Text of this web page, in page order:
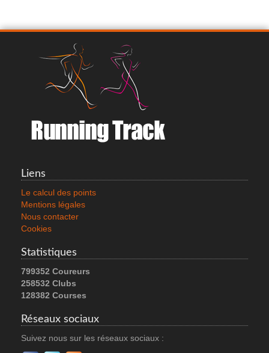
MERRELL ANTORA 4 WP
Liens
Le calcul des points
Mentions légales
Nous contacter
Cookies
Statistiques
799352 Coureurs
258532 Clubs
128382 Courses
Réseaux sociaux
Suivez nous sur les réseaux sociaux :